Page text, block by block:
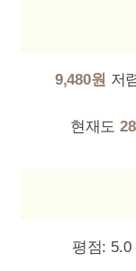
9,480원 저
현재도
평점: 5.0